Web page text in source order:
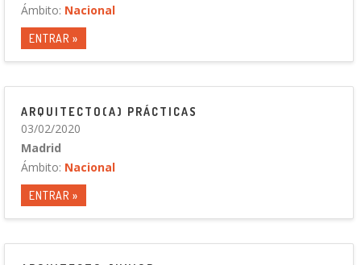
Ámbito: Nacional
ENTRAR »
ARQUITECTO(A) PRÁCTICAS
03/02/2020
Madrid
Ámbito: Nacional
ENTRAR »